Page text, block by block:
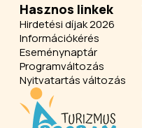
Hasznos linkek
Hirdetési díjak 2026
Információkérés
Eseménynaptár
Programváltozás
Nyitvatartás változás